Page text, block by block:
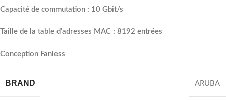
Capacité de commutation : 10 Gbit/s
Taille de la table d’adresses MAC : 8192 entrées
Conception Fanless
BRAND ARUBA